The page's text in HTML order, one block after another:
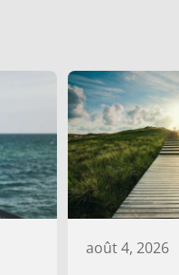
août 4, 2026